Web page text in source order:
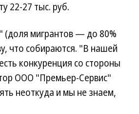
22-27 тыс. руб.
(доля мигрантов — до 80%
что собираются. "В нашей
конкуренция со стороны
ООО "Премьер-Сервис"
неоткуда и мы не знаем,